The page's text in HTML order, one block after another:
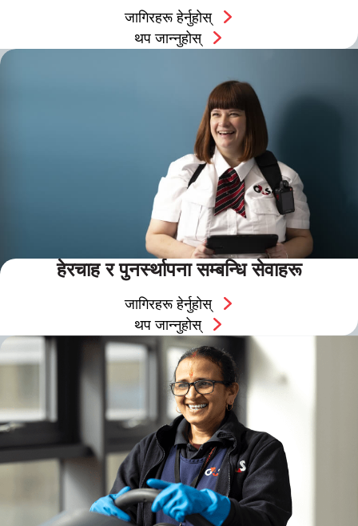
जागिरहरू हेर्नुहोस्
थप जान्नुहोस्
हेरचाह र पुनर्स्थापना सम्बन्धि सेवाहरू
जागिरहरू हेर्नुहोस्
थप जान्नुहोस्